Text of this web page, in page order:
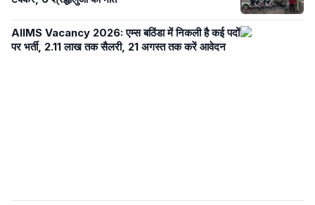
AIIMS Vacancy 2026: एम्स बठिंडा में निकली है कई पदों
पर भर्ती, 2.11 लाख तक सैलरी, 21 अगस्त तक करें आवेदन